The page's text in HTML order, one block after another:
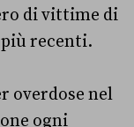
di vittime di
recenti.
overdose nel
ogni